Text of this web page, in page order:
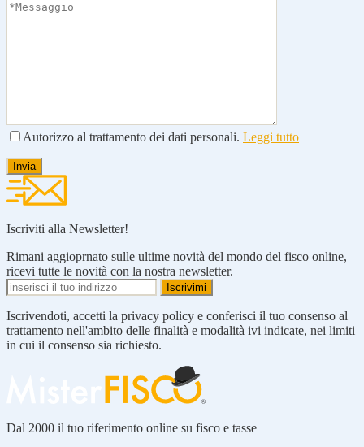
Autorizzo al trattamento dei dati personali. Leggi tutto
Iscriviti alla Newsletter!
Rimani aggioprnato sulle ultime novità del mondo del fisco online,
ricevi tutte le novità con la nostra newsletter.
Iscrivendoti, accetti la privacy policy e conferisci il tuo consenso al
trattamento nell'ambito delle finalità e modalità ivi indicate, nei limiti
in cui il consenso sia richiesto.
Dal 2000 il tuo riferimento online su fisco e tasse